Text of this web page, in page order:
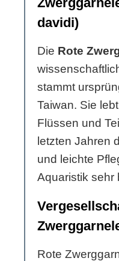
davidi)
Die Rote
stammt
Taiwan. Sie
Flüssen und
letzten Jahren
und leichte
Aquaristik sehr
Rote